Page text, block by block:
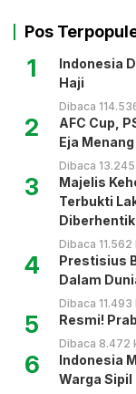
Pos
1
Indonesia
Haji
Dibaca
2
AFC Cup,
Eja Menang
Dibaca
3
Majelis
Terbukti
Dibaca 11.562
4
Prestisius
Dalam
Dibaca 11.493
5 Resmi!
Dibaca 8.472
6
Indonesia
Warga